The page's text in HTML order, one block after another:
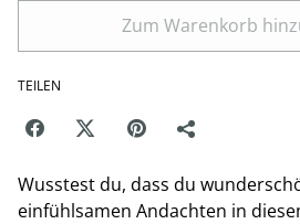
Zum Warenkorb
TEILEN
Wusstest du, dass du
einfühlsamen Andachten in